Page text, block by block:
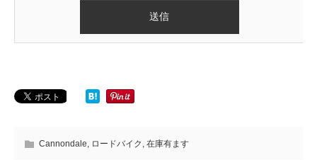
Cannondale ロードバイク 在庫有ます